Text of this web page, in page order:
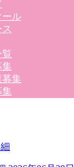
ール
覧
集
募集
集